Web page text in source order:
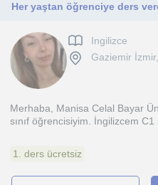
Her yaştan öğrenciye ders
Ingilizce
Gaziemir
Merhaba, Manisa Celal Bayar
sınıf öğrencisiyim. İngilizcem C1
1. ders ücretsiz